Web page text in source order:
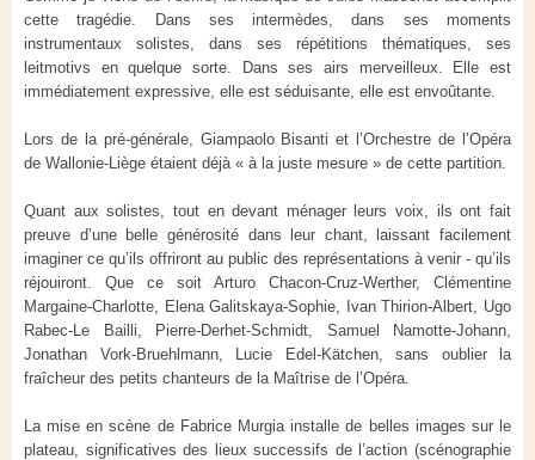
cette tragédie. Dans ses intermèdes, dans ses moments
instrumentaux solistes, dans ses répétitions thématiques, ses
leitmotivs en quelque sorte. Dans ses airs merveilleux. Elle est
immédiatement expressive, elle est séduisante, elle est envoûtante.
Lors de la pré-générale, Giampaolo Bisanti et l’Orchestre de l’Opéra
de Wallonie-Liège étaient déjà « à la juste mesure » de cette partition.
Quant aux solistes, tout en devant ménager leurs voix, ils ont fait
preuve d’une belle générosité dans leur chant, laissant facilement
imaginer ce qu’ils offriront au public des représentations à venir - qu’ils
réjouiront. Que ce soit Arturo Chacon-Cruz-Werther, Clémentine
Margaine-Charlotte, Elena Galitskaya-Sophie, Ivan Thirion-Albert, Ugo
Rabec-Le Bailli, Pierre-Derhet-Schmidt, Samuel Namotte-Johann,
Jonathan Vork-Bruehlmann, Lucie Edel-Kätchen, sans oublier la
fraîcheur des petits chanteurs de la Maîtrise de l’Opéra.
La mise en scène de Fabrice Murgia installe de belles images sur le
plateau, significatives des lieux successifs de l’action (scénographie